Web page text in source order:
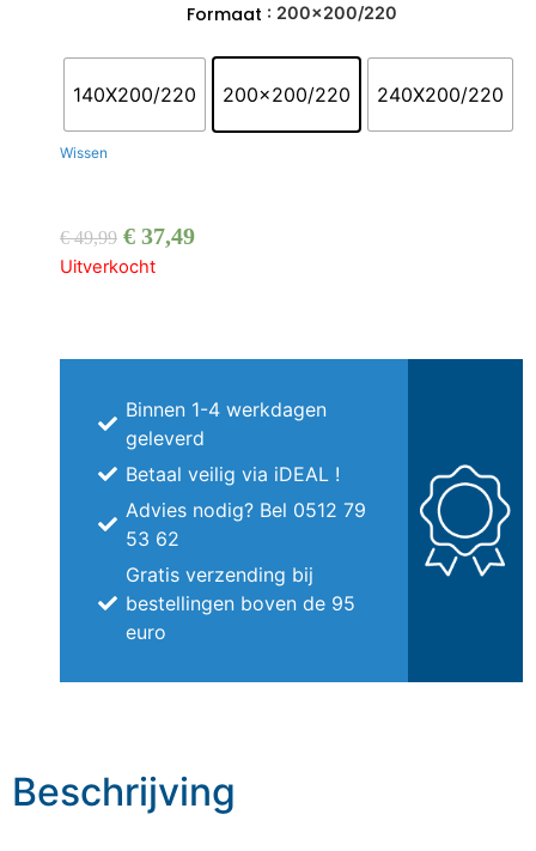
Formaat : 200x200/220
140X200/220 200x200/220 240X200/220
Wissen
€49,99 € 37,49
Uitverkocht
Binnen 1-4 werkdagen
geleverd
Betaal veilig via iDEAL !
Advies nodig? Bel 0512 79
53 62
Gratis verzending bij
bestellingen boven de 95
euro
Beschrijving